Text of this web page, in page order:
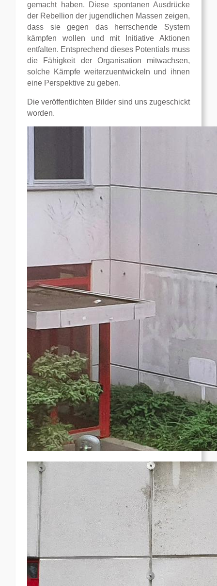
gemacht haben. Diese spontanen Ausdrücke
der Rebellion der jugendlichen Massen zeigen,
dass sie gegen das herrschende System
kämpfen wollen und mit Initiative Aktionen
entfalten. Entsprechend dieses Potentials muss
die Fähigkeit der Organisation mitwachsen,
solche Kämpfe weiterzuentwickeln und ihnen
eine Perspektive zu geben.
Die veröffentlichten Bilder sind uns zugeschickt
worden.